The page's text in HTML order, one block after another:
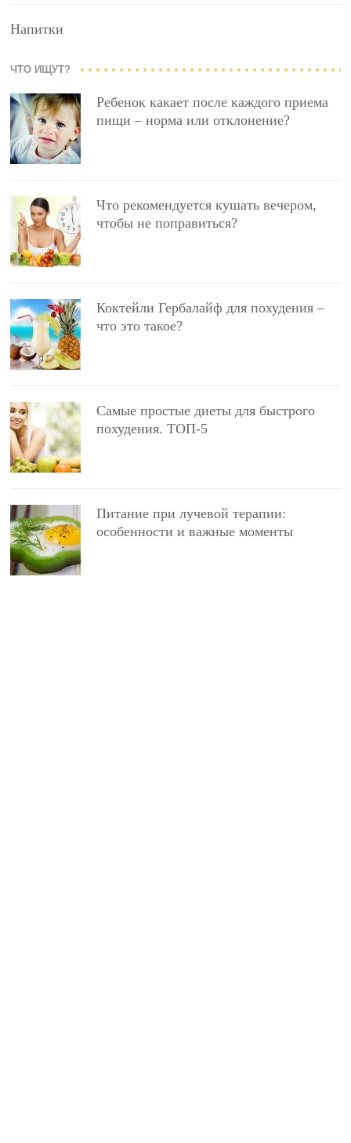
Напитки
ЧТО ИЩУТ?
Ребенок какает после каждого приема
пищи – норма или отклонение?
Что рекомендуется кушать вечером,
чтобы не поправиться?
Коктейли Гербалайф для похудения –
что это такое?
Самые простые диеты для быстрого
похудения. ТОП-5
Питание при лучевой терапии:
особенности и важные моменты